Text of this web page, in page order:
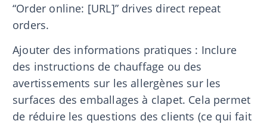
“Order online: [URL]” drives direct repeat
orders.
Ajouter des informations pratiques : Inclure
des instructions de chauffage ou des
avertissements sur les allergènes sur les
surfaces des emballages à clapet. Cela permet
de réduire les questions des clients (ce qui fait